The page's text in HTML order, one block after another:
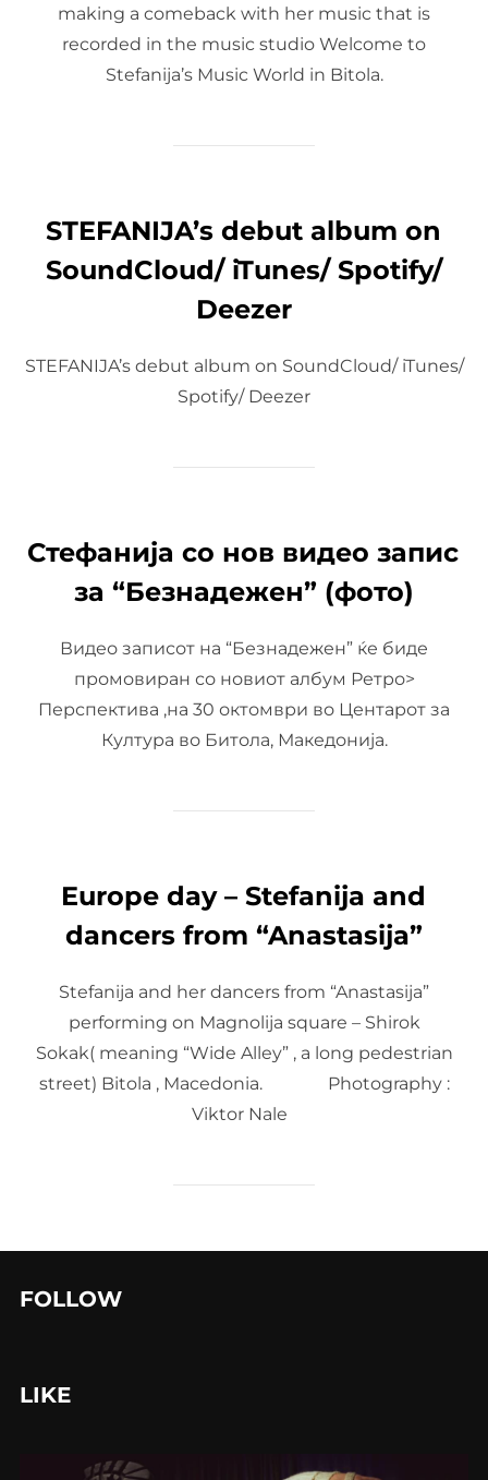
making a comeback with her music that is
recorded in the music studio Welcome to
Stefanija’s Music World in Bitola.
STEFANIJA’s debut album on
SoundCloud/ iTunes/ Spotify/
Deezer
STEFANIJA’s debut album on SoundCloud/ iTunes/
Spotify/ Deezer
Стефанија со нов видео запис
за “Безнадежен” (фото)
Видео записот на “Безнадежен” ќе биде
промовиран со новиот албум Ретро>
Перспектива ,на 30 октомври во Центарот за
Култура во Битола, Македонија.
Europe day – Stefanija and
dancers from “Anastasija”
Stefanija and her dancers from “Anastasija”
performing on Magnolija square – Shirok
Sokak( meaning “Wide Alley” , a long pedestrian
street) Bitola , Macedonia. Photography :
Viktor Nale
FOLLOW
LIKE